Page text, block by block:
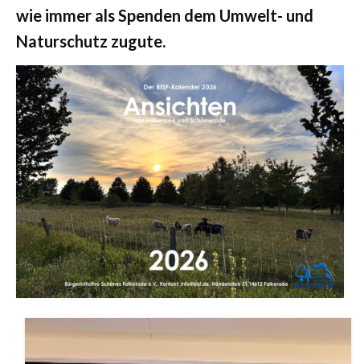
wie immer als Spenden dem Umwelt- und
Naturschutz zugute.